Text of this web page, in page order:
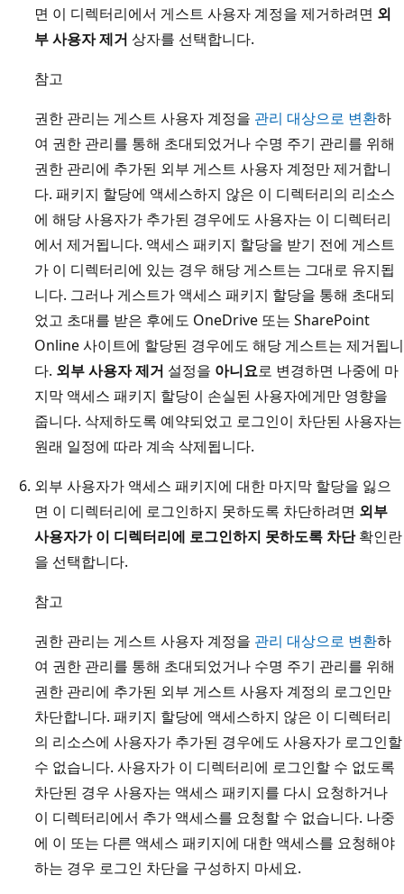
면 이 디렉터리에서 게스트 사용자 계정을 제거하려면 외
부 사용자 제거 상자를 선택합니다.
참고
권한 관리는 게스트 사용자 계정을 관리 대상으로 변환하
여 권한 관리를 통해 초대되었거나 수명 주기 관리를 위해
권한 관리에 추가된 외부 게스트 사용자 계정만 제거합니
다. 패키지 할당에 액세스하지 않은 이 디렉터리의 리소스
에 해당 사용자가 추가된 경우에도 사용자는 이 디렉터리
에서 제거됩니다. 액세스 패키지 할당을 받기 전에 게스트
가 이 디렉터리에 있는 경우 해당 게스트는 그대로 유지됩
니다. 그러나 게스트가 액세스 패키지 할당을 통해 초대되
었고 초대를 받은 후에도 OneDrive 또는 SharePoint
Online 사이트에 할당된 경우에도 해당 게스트는 제거됩니
다. 외부 사용자 제거 설정을 아니요로 변경하면 나중에 마
지막 액세스 패키지 할당이 손실된 사용자에게만 영향을
줍니다. 삭제하도록 예약되었고 로그인이 차단된 사용자는
원래 일정에 따라 계속 삭제됩니다.
외부 사용자가 액세스 패키지에 대한 마지막 할당을 잃으
면 이 디렉터리에 로그인하지 못하도록 차단하려면 외부
사용자가 이 디렉터리에 로그인하지 못하도록 차단확인란
을 선택합니다.
참고
권한 관리는 게스트 사용자 계정을 관리 대상으로 변환하
여 권한 관리를 통해 초대되었거나 수명 주기 관리를 위해
권한 관리에 추가된 외부 게스트 사용자 계정의 로그인만
차단합니다. 패키지 할당에 액세스하지 않은 이 디렉터리
의 리소스에 사용자가 추가된 경우에도 사용자가 로그인할
수 없습니다. 사용자가 이 디렉터리에 로그인할 수 없도록
차단된 경우 사용자는 액세스 패키지를 다시 요청하거나
이 디렉터리에서 추가 액세스를 요청할 수 없습니다. 나중
에 이 또는 다른 액세스 패키지에 대한 액세스를 요청해야
하는 경우 로그인 차단을 구성하지 마세요.